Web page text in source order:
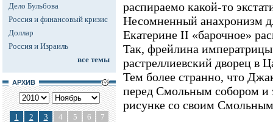
Дело Бульбова
Россия и финансовый кризис
Доллар
Россия и Израиль
все темы
АРХИВ
1 2 3 4 5 6
7
распираемо какой-то
Несомненный анахронизм
Екатерине II «барочное»
Так, фрейлина
растреллиевский дворец в
Тем более странно, что
перед Смольным собором и
рисунке со своим